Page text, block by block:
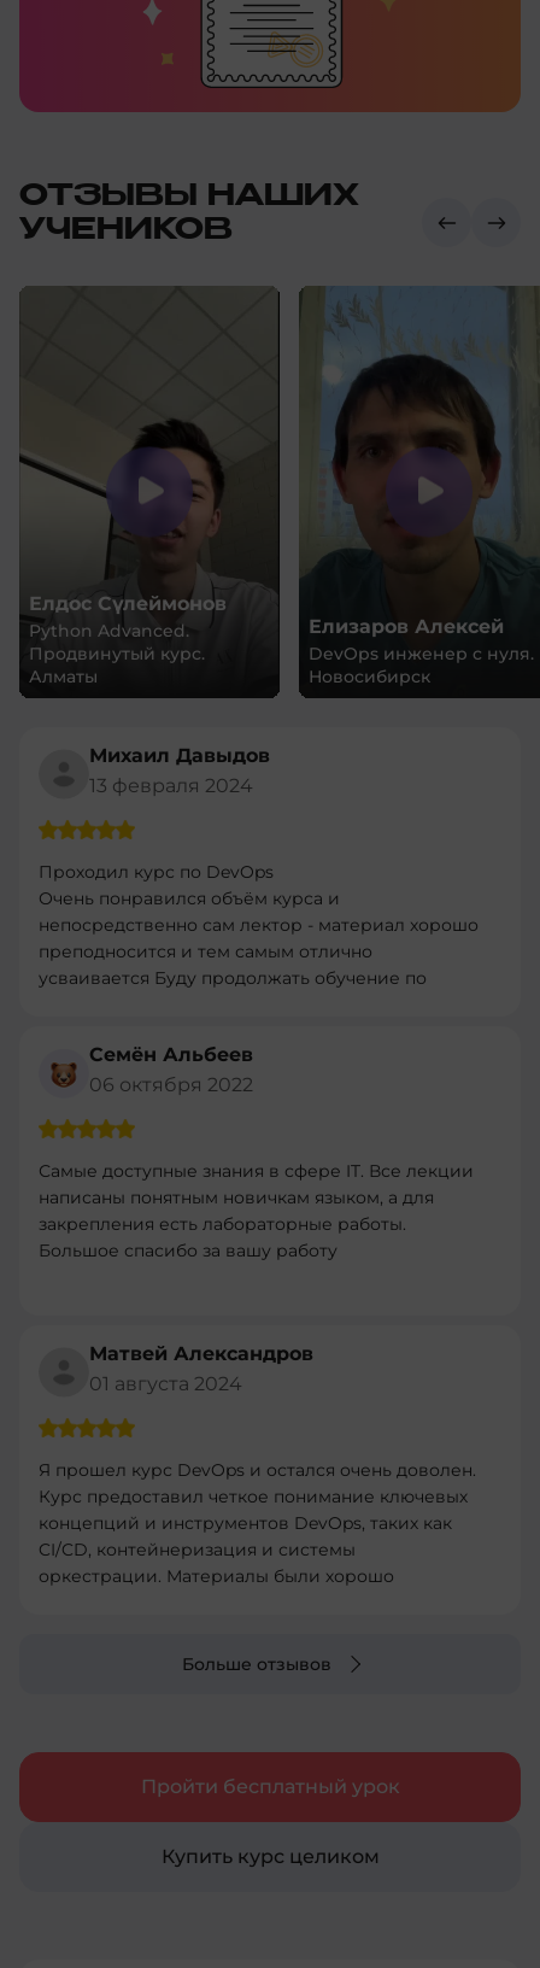
ОТЗЫВЫ НАШИХ
УЧЕНИКОВ
Елдос Сүлеймонов
Python Advanced.
Продвинутый курс.
Алматы
Елизаров Алексей
DevOps инженер с нуля.
Новосибирск
Михаил Давыдов
13 февраля 2024
Проходил курс по DevOps
Очень понравился объём курса и
непосредственно сам лектор - материал хорошо
преподносится и тем самым отлично
усваивается Буду продолжать обучение по
Семён Альбеев
06 октября 2022
Самые доступные знания в сфере IT. Все лекции
написаны понятным новичкам языком, а для
закрепления есть лабораторные работы.
Большое спасибо за вашу работу
Матвей Александров
01 августа 2024
Я прошел курс DevOps и остался очень доволен.
Курс предоставил четкое понимание ключевых
концепций и инструментов DevOps, таких как
CI/CD, контейнеризация и системы
оркестрации. Материалы были хорошо
помогли закрепить теорию. Рекомендую этот
Больше отзывов
Пройти бесплатный урок
Купить курс целиком